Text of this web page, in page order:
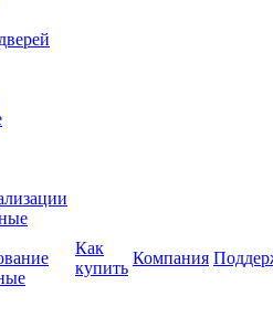
Как
купить
Компания